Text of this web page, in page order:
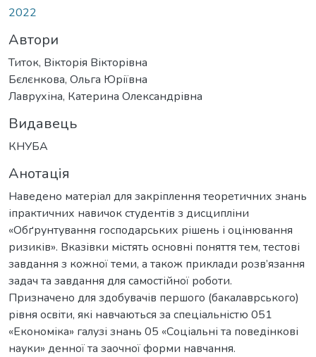
2022
Автори
Титок, Вікторія Вікторівна
Бєлєнкова, Ольга Юріївна
Лаврухіна, Катерина Олександрівна
Видавець
КНУБА
Анотація
Наведено матеріал для закріплення теоретичних знань
іпрактичних навичок студентів з дисципліни
«Обґрунтування господарських рішень і оцінювання
ризиків». Вказівки містять основні поняття тем, тестові
завдання з кожної теми, а також приклади розв’язання
задач та завдання для самостійної роботи.
Призначено для здобувачів першого (бакалаврського)
рівня освіти, які навчаються за спеціальністю 051
«Економіка» галузі знань 05 «Соціальні та поведінкові
науки» денної та заочної форми навчання.